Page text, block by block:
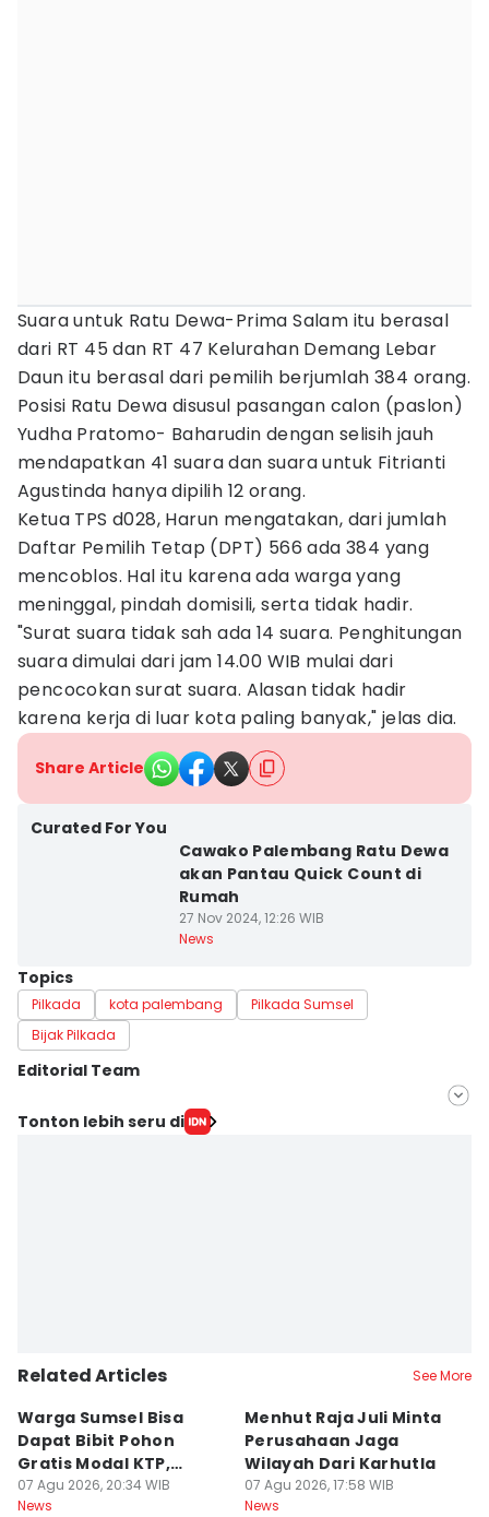
Suara untuk Ratu Dewa-Prima Salam itu berasal
dari RT 45 dan RT 47 Kelurahan Demang Lebar
Daun itu berasal dari pemilih berjumlah 384 orang.
Posisi Ratu Dewa disusul pasangan calon (paslon)
Yudha Pratomo- Baharudin dengan selisih jauh
mendapatkan 41 suara dan suara untuk Fitrianti
Agustinda hanya dipilih 12 orang.
Ketua TPS d028, Harun mengatakan, dari jumlah
Daftar Pemilih Tetap (DPT) 566 ada 384 yang
mencoblos. Hal itu karena ada warga yang
meninggal, pindah domisili, serta tidak hadir.
"Surat suara tidak sah ada 14 suara. Penghitungan
suara dimulai dari jam 14.00 WIB mulai dari
pencocokan surat suara. Alasan tidak hadir
karena kerja di luar kota paling banyak," jelas dia.
Share Article
Curated For You
Cawako Palembang Ratu Dewa
akan Pantau Quick Count di
Rumah
27 Nov 2024, 12:26 WIB
News
Topics
Pilkada kota palembang
Pilkada Sumsel
Bijak Pilkada
Editorial Team
Editor
Tonton lebih seru di
Related Articles See More
Warga Sumsel Bisa
Dapat Bibit Pohon
Gratis Modal KTP,
Menhut Beberkan
Caranya
07 Agu 2026, 20:34 WIB
News
Menhut Raja Juli Minta
Perusahaan Jaga
Wilayah Dari Karhutla
07 Agu 2026, 17:58 WIB
News